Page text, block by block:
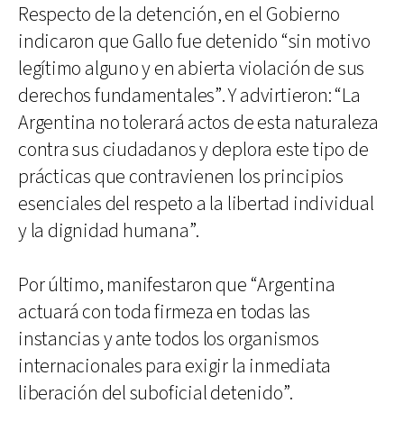
Respecto de la detención, en el Gobierno
indicaron que Gallo fue detenido “sin motivo
legítimo alguno y en abierta violación de sus
derechos fundamentales”. Y advirtieron: “La
Argentina no tolerará actos de esta naturaleza
contra sus ciudadanos y deplora este tipo de
prácticas que contravienen los principios
esenciales del respeto a la libertad individual
y la dignidad humana”.
Por último, manifestaron que “Argentina
actuará con toda firmeza en todas las
instancias y ante todos los organismos
internacionales para exigir la inmediata
liberación del suboficial detenido”.